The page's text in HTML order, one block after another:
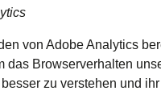
von Adobe Analytics
das Browserverhalten
zu verstehen und